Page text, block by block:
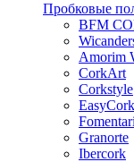
Пробковые
BFM
Amorim
CorkArt
Corkstyle
EasyCork
Granorte
Ibercork